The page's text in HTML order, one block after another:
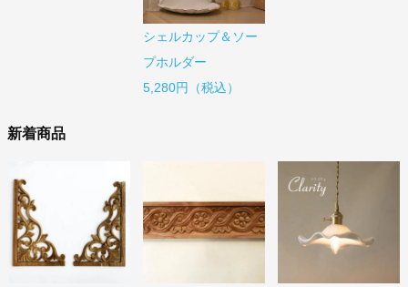
シェルカップ＆ソー
プホルダー
5,280円（税込）
新着商品